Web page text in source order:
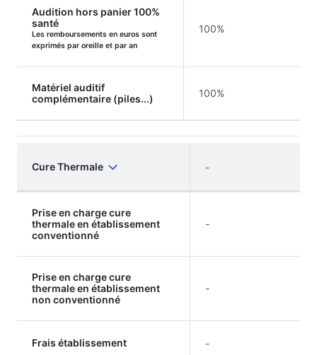
Audition hors panier 100%
santé
Les remboursements en euros sont
exprimés par oreille et par an
100%
Matériel auditif
complémentaire (piles...)
100%
Cure Thermale -
Prise en charge cure
thermale en établissement
conventionné
-
Prise en charge cure
thermale en établissement
non conventionné
-
Frais établissement -